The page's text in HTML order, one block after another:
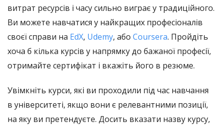
витрат ресурсів і часу сильно виграє у традиційного.
Ви можете навчатися у найкращих професіоналів
своєї справи на EdX, Udemy, або Coursera. Пройдіть
хоча б кілька курсів у напрямку до бажаної професії,
отримайте сертифікат і вкажіть його в резюме.
Увімкніть курси, які ви проходили під час навчання
в університеті, якщо вони є релевантними позиції,
на яку ви претендуєте. Досить вказати назву курсу,